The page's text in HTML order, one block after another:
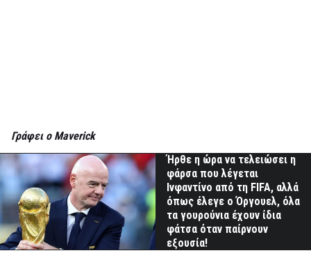
Γράφει ο Maverick
Ήρθε η ώρα να τελειώσει η
φάρσα που λέγεται
Ινφαντίνο από τη FIFA, αλλά
όπως έλεγε ο Όργουελ, όλα
τα γουρούνια έχουν ίδια
φάτσα όταν παίρνουν
εξουσία!